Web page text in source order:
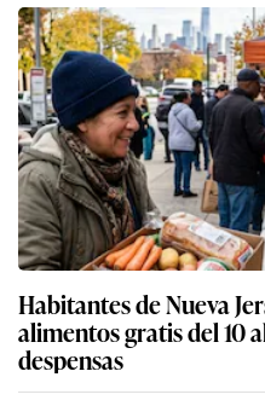
Habitantes de Nueva
alimentos gratis del 10
despensas